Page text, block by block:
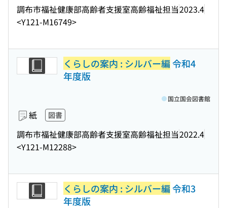
調布市福祉健康部高齢者支援室高齢福祉担当2023.4
<Y121-M16749>
くらしの案内 : シルバー編令和4
年度版
紙 図書
調布市福祉健康部高齢者支援室高齢福祉担当2022.4
<Y121-M12288>
国立国会図書館
くらしの案内 : シルバー編令和3
年度版